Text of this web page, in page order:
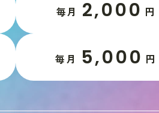
毎月 2,000 円
毎月 5,000 円